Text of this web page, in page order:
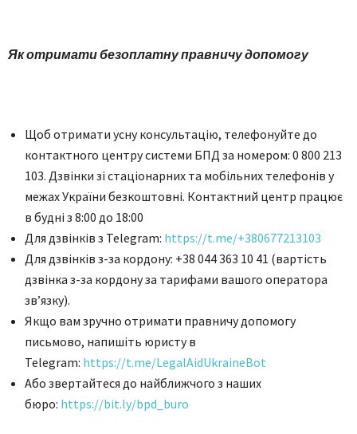
Як отримати безоплатну правничу допомогу
Щоб отримати усну консультацію, телефонуйте до
контактного центру системи БПД за номером: 0 800 213
103. Дзвінки зі стаціонарних та мобільних телефонів у
межах України безкоштовні. Контактний центр працює
в будні з 8:00 до 18:00
Для дзвінків з Telegram: https://t.me/+380677213103
Для дзвінків з-за кордону: +38 044 363 10 41 (вартість
дзвінка з-за кордону за тарифами вашого оператора
зв’язку).
Якщо вам зручно отримати правничу допомогу
письмово, напишіть юристу в
Telegram: https://t.me/LegalAidUkraineBot
Або звертайтеся до найближчого з наших
бюро: https://bit.ly/bpd_buro